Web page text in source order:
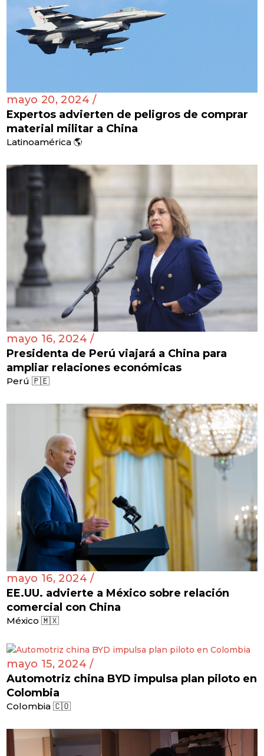
mayo 20, 2024 /
Expertos advierten de peligros de comprar
material militar a China
Latinoamérica 🌎
mayo 16, 2024 /
Presidenta de Perú viajará a China para
ampliar relaciones económicas
Perú 🇵🇪
mayo 16, 2024 /
EE.UU. advierte a México sobre relación
comercial con China
México 🇲🇽
mayo 15, 2024 /
Automotriz china BYD impulsa plan piloto en
Colombia
Colombia 🇨🇴